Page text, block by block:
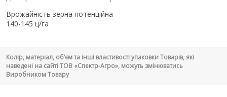
Врожайність зерна потенційна
140-145 ц/га
Колір, матеріал, об’єм та інші властивості упаковки Товарів, які
наведені на сайті ТОВ «Спектр-Агро», можуть змінюватись
Виробником Товару